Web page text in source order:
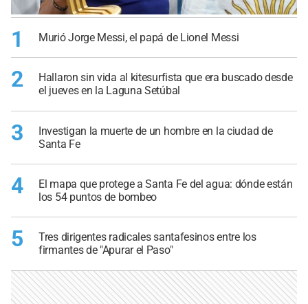
1 Murió Jorge Messi, el papá de Lionel Messi
2
Hallaron sin vida al kitesurfista que era buscado desde
el jueves en la Laguna Setúbal
3
Investigan la muerte de un hombre en la ciudad de
Santa Fe
4
El mapa que protege a Santa Fe del agua: dónde están
los 54 puntos de bombeo
5
Tres dirigentes radicales santafesinos entre los
firmantes de "Apurar el Paso"